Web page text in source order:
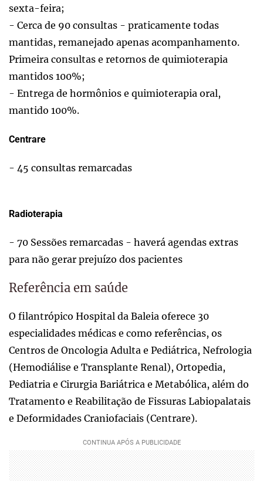
sexta-feira;
- Cerca de 90 consultas - praticamente todas
mantidas, remanejado apenas acompanhamento.
Primeira consultas e retornos de quimioterapia
mantidos 100%;
- Entrega de hormônios e quimioterapia oral,
mantido 100%.
Centrare
- 45 consultas remarcadas
Radioterapia
- 70 Sessões remarcadas - haverá agendas extras
para não gerar prejuízo dos pacientes
Referência em saúde
O filantrópico Hospital da Baleia oferece 30
especialidades médicas e como referências, os
Centros de Oncologia Adulta e Pediátrica, Nefrologia
(Hemodiálise e Transplante Renal), Ortopedia,
Pediatria e Cirurgia Bariátrica e Metabólica, além do
Tratamento e Reabilitação de Fissuras Labiopalatais
e Deformidades Craniofaciais (Centrare).